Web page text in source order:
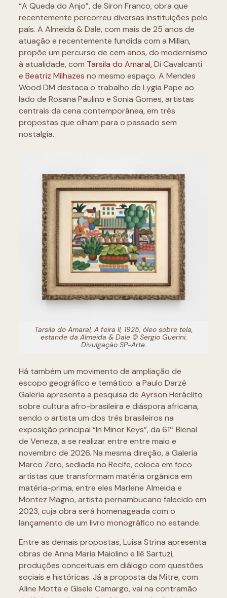
“A Queda do Anjo”, de Siron Franco, obra que
recentemente percorreu diversas instituições pelo
país. A Almeida & Dale, com mais de 25 anos de
atuação e recentemente fundida com a Millan,
propõe um percurso de cem anos, do modernismo
à atualidade, com Tarsila do Amaral, Di Cavalcanti
e Beatriz Milhazes no mesmo espaço. A Mendes
Wood DM destaca o trabalho de Lygia Pape ao
lado de Rosana Paulino e Sonia Gomes, artistas
centrais da cena contemporânea, em três
propostas que olham para o passado sem
nostalgia.
Tarsila do Amaral, A feira II, 1925, óleo sobre tela,
estande da Almeida & Dale © Sergio Guerini.
Divulgação SP-Arte.
Há também um movimento de ampliação de
escopo geográfico e temático: a Paulo Darzé
Galeria apresenta a pesquisa de Ayrson Heráclito
sobre cultura afro-brasileira e diáspora africana,
sendo o artista um dos três brasileiros na
exposição principal “In Minor Keys”, da 61ª Bienal
de Veneza, a se realizar entre entre maio e
novembro de 2026. Na mesma direção, a Galeria
Marco Zero, sediada no Recife, coloca em foco
artistas que transformam matéria orgânica em
matéria-prima, entre eles Marlene Almeida e
Montez Magno, artista pernambucano falecido em
2023, cuja obra será homenageada com o
lançamento de um livro monográfico no estande.
Entre as demais propostas, Luisa Strina apresenta
obras de Anna Maria Maiolino e Ilê Sartuzi,
produções conceituais em diálogo com questões
sociais e históricas. Já a proposta da Mitre, com
Aline Motta e Gisele Camargo, vai na contramão